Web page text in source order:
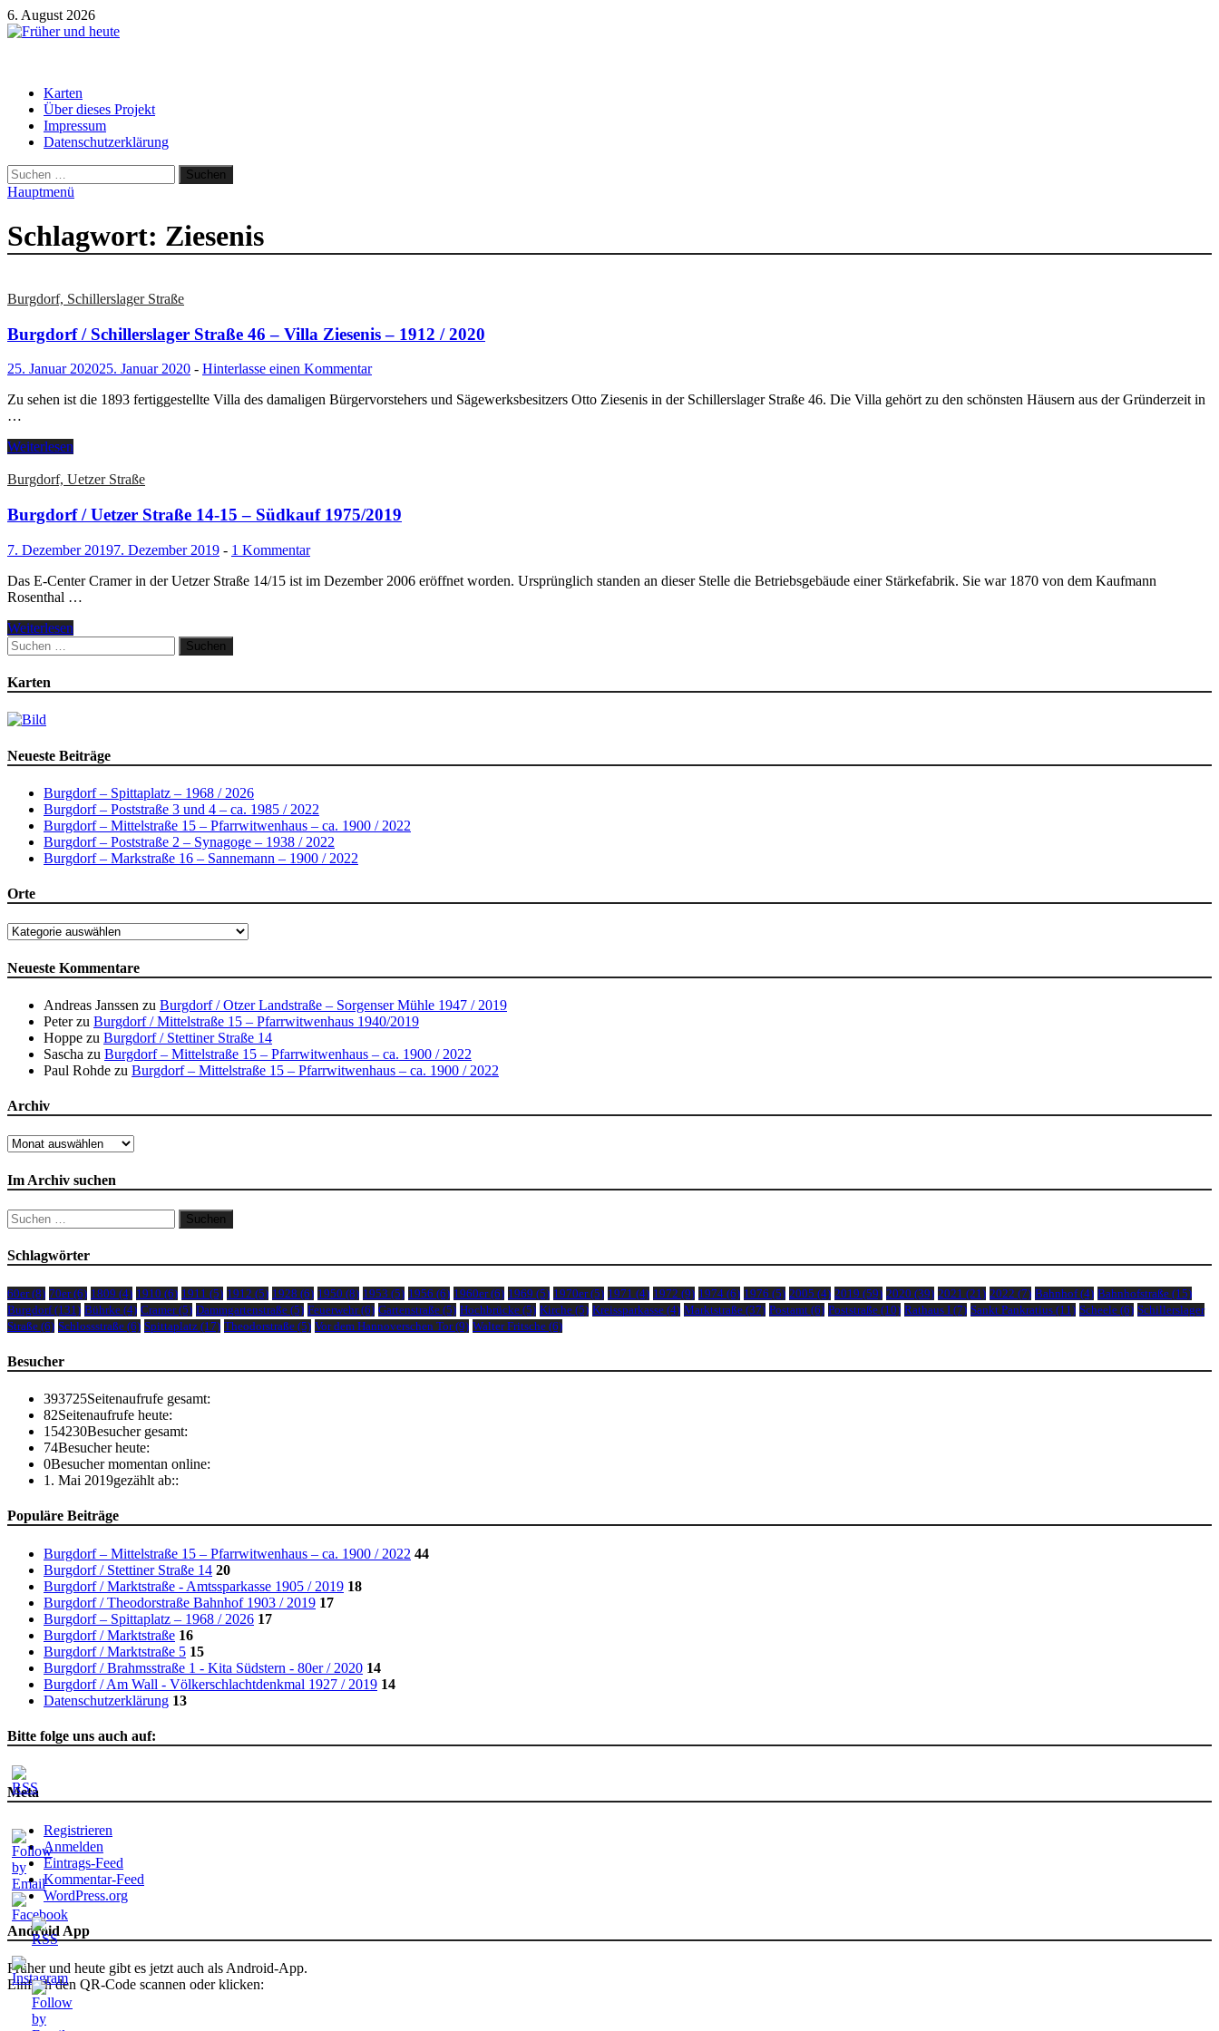
Zum
Inhalt
6. August 2026
Karten
Über dieses Projekt
Impressum
Datenschutzerklärung
Suchen
nach:
Hauptmenü
Schlagwort: Ziesenis
Burgdorf, Schillerslager Straße
Burgdorf / Schillerslager Straße 46 – Villa Ziesenis – 1912 / 2020
25. Januar 202025. Januar 2020 - Hinterlasse einen Kommentar
Zu sehen ist die 1893 fertiggestellte Villa des damaligen Bürgervorstehers und Sägewerksbesitzers Otto Ziesenis in der Schillerslager Straße 46. Die Villa gehört zu den schönsten Häusern aus der Gründerzeit in
…
Weiterlesen
Burgdorf, Uetzer Straße
Burgdorf / Uetzer Straße 14-15 – Südkauf 1975/2019
7. Dezember 20197. Dezember 2019 - 1 Kommentar
Das E-Center Cramer in der Uetzer Straße 14/15 ist im Dezember 2006 eröffnet worden. Ursprünglich standen an dieser Stelle die Betriebsgebäude einer Stärke­fabrik. Sie war 1870 von dem Kauf­mann
Rosenthal …
Weiterlesen
Suchen
nach:
Karten
Neueste Beiträge
Burgdorf – Spittaplatz – 1968 / 2026
Burgdorf – Poststraße 3 und 4 – ca. 1985 / 2022
Burgdorf – Mittelstraße 15 – Pfarrwitwenhaus – ca. 1900 / 2022
Burgdorf – Poststraße 2 – Synagoge – 1938 / 2022
Burgdorf – Markstraße 16 – Sannemann – 1900 / 2022
Orte
Orte
Neueste Kommentare
Andreas Janssen zu Burgdorf / Otzer Landstraße – Sorgenser Mühle 1947 / 2019
Peterzu Burgdorf / Mittelstraße 15 – Pfarrwitwenhaus 1940/2019
Hoppe zu Burgdorf / Stettiner Straße 14
Sascha zu Burgdorf – Mittelstraße 15 – Pfarrwitwenhaus – ca. 1900 / 2022
Paul Rohde zu Burgdorf – Mittelstraße 15 – Pfarrwitwenhaus – ca. 1900 / 2022
Archiv
Archiv
Im Archiv suchen
Suchen
nach:
Schlagwörter
60er(8) 70er(6) 1809 (4) 1910 (6) 1911 (5) 1912 (5) 1928 (6) 1950 (8) 1953 (5) 1956 (6) 1960er(6) 1969 (5) 1970er(5) 1971 (4) 1972 (9) 1974 (6) 1976 (5) 2005 (4) 2019 (59) 2020 (39) 2021 (21) 2022 (7) Bahnhof(4) Bahnhofstraße (15)
Burgdorf(131) Bührke (4) Cramer(5) Dammgartenstraße (5) Feuerwehr(6) Gartenstraße (5) Hochbrücke (5) Kirche (5) Kreissparkasse (4) Marktstraße (37) Postamt (6) Poststraße (10) Rathaus I (7) Sankt Pankratius (11) Scheele (6) Schillerslager
Straße (6) Schlossstraße (6) Spittaplatz (17) Theodorstraße (5) Vor dem Hannoverschen Tor(9) Walter Fritsche (6)
Besucher
393725Seitenaufrufe gesamt:
82Seitenaufrufe heute:
154230Besucher gesamt:
74Besucher heute:
0Besucher momentan online:
1. Mai 2019gezählt ab::
Populäre Beiträge
Burgdorf – Mittelstraße 15 – Pfarrwitwenhaus – ca. 1900 / 2022 44
Burgdorf / Stettiner Straße 14 20
Burgdorf / Marktstraße - Amtssparkasse 1905 / 2019 18
Burgdorf / Theodorstraße Bahnhof 1903 / 2019 17
Burgdorf – Spittaplatz – 1968 / 2026 17
Burgdorf / Marktstraße 16
Burgdorf / Marktstraße 5 15
Burgdorf / Brahmsstraße 1 - Kita Südstern - 80er / 2020 14
Burgdorf / Am Wall - Völkerschlachtdenkmal 1927 / 2019 14
Datenschutzerklärung 13
Bitte folge uns auch auf:
Meta
Registrieren
Anmelden
Eintrags-Feed
Kommentar-Feed
WordPress.org
Android App
Früher und heute gibt es jetzt auch als Android-App.
Einfach den QR-Code scannen oder klicken: